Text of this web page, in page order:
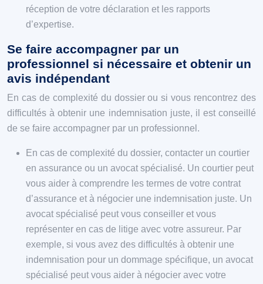
réception de votre déclaration et les rapports
d’expertise.
Se faire accompagner par un
professionnel si nécessaire et obtenir un
avis indépendant
En cas de complexité du dossier ou si vous rencontrez des
difficultés à obtenir une indemnisation juste, il est conseillé
de se faire accompagner par un professionnel.
En cas de complexité du dossier, contacter un courtier
en assurance ou un avocat spécialisé. Un courtier peut
vous aider à comprendre les termes de votre contrat
d’assurance et à négocier une indemnisation juste. Un
avocat spécialisé peut vous conseiller et vous
représenter en cas de litige avec votre assureur. Par
exemple, si vous avez des difficultés à obtenir une
indemnisation pour un dommage spécifique, un avocat
spécialisé peut vous aider à négocier avec votre